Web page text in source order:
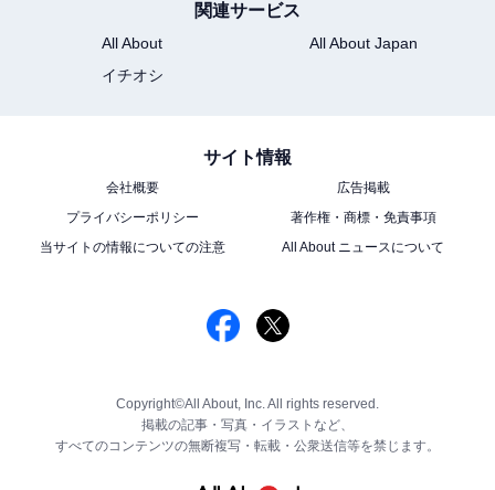
関連サービス
All About
All About Japan
イチオシ
サイト情報
会社概要
広告掲載
プライバシーポリシー
著作権・商標・免責事項
当サイトの情報についての注意
All About ニュースについて
Copyright©All About, Inc. All rights reserved.
掲載の記事・写真・イラストなど、
すべてのコンテンツの無断複写・転載・公衆送信等を禁じます。